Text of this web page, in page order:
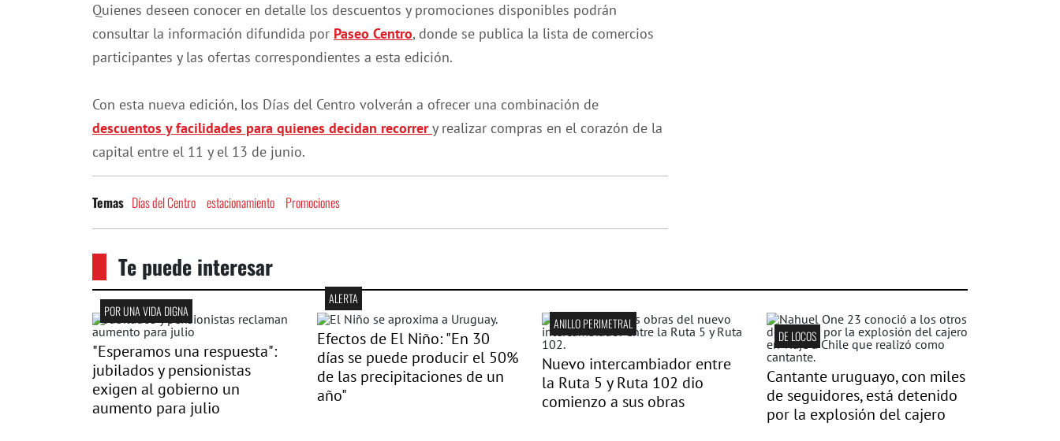
Quienes deseen conocer en detalle los descuentos y promociones disponibles podrán
consultar la información difundida por Paseo Centro, donde se publica la lista de comercios
participantes y las ofertas correspondientes a esta edición.
Con esta nueva edición, los Días del Centro volverán a ofrecer una combinación de
descuentos y facilidades para quienes decidan recorrery realizar compras en el corazón de la
capital entre el 11 y el 13 de junio.
Temas Días del Centro estacionamiento Promociones
Te puede interesar
POR UNA VIDA DIGNA
"Esperamos una respuesta":
jubilados y pensionistas
exigen al gobierno un
aumento para julio
ALERTA
Efectos de El Niño: "En 30
días se puede producir el 50%
de las precipitaciones de un
año"
ANILLO PERIMETRAL
Nuevo intercambiador entre
la Ruta 5 y Ruta 102 dio
comienzo a sus obras
DE LOCOS
Cantante uruguayo, con miles
de seguidores, está detenido
por la explosión del cajero